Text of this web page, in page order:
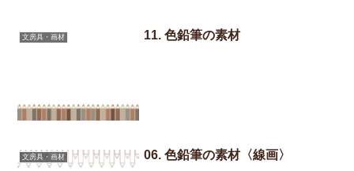
文房具・画材 11. 色鉛筆の素材
文房具・画材 06. 色鉛筆の素材〈線画〉